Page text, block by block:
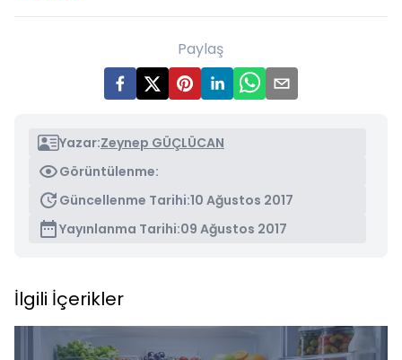
Paylaş
Yazar:Zeynep GÜÇLÜCAN
Görüntülenme:
Güncellenme Tarihi:10 Ağustos 2017
Yayınlanma Tarihi:09 Ağustos 2017
İlgili İçerikler